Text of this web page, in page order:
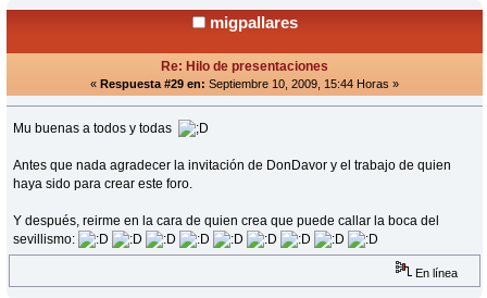
migpallares
Re: Hilo de presentaciones
« Respuesta #29 en: Septiembre 10, 2009, 15:44 Horas »
Mu buenas a todos y todas
Antes que nada agradecer la invitación de DonDavor y el trabajo de quien
haya sido para crear este foro.
Y después, reirme en la cara de quien crea que puede callar la boca del
sevillismo:
En línea